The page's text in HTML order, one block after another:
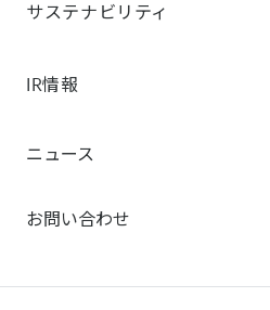
サステナビリティ
IR情報
ニュース
お問い合わせ